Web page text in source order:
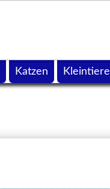
Katzen Kleintiere